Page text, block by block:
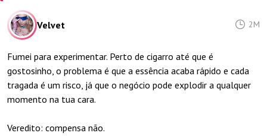
Velvet 2M
Fumei para experimentar. Perto de cigarro até que é
gostosinho, o problema é que a essência acaba rápido e cada
tragada é um risco, já que o negócio pode explodir a qualquer
momento na tua cara.
Veredito: compensa não.